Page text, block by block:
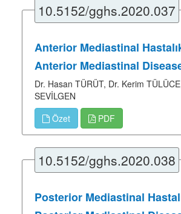
10.5152/gghs.2020.037
Anterior Mediastinal
Anterior Mediastinal
Dr. Hasan TÜRÜT, Dr. Kerim
SEVİLGEN
Özet
PDF
10.5152/gghs.2020.038
Posterior Mediastinal